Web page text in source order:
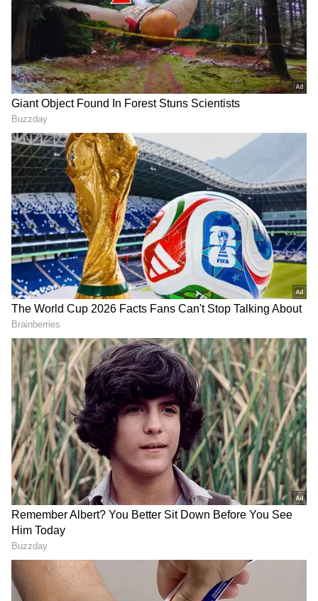
தேர்வாக்குங்கள்
2
7
Image Credit :Freepik
வைட்டமின் ஏ குறைபாடு
வைட்டமின் ஏ குறைபாடு இருந்தால் முடிகள்
பலவீனமாகும். இந்தக் குறைபாட்டை
சரிசெய்ய, உங்கள் உணவில் பாலக்கீரை,
கேரட், சோயாபீன்ஸ், முட்டை,
சர்க்கரைவள்ளிக் கிழங்கு ஆகியவற்றைச்
சேர்க்கலாம். இது முடி உதிர்வைக்
குறைப்பதோடு, பொடுகு மற்றும் அரிப்புப்